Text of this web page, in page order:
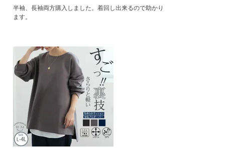
半袖、長袖両方購入しました。着回し出来るので助かり
ます。